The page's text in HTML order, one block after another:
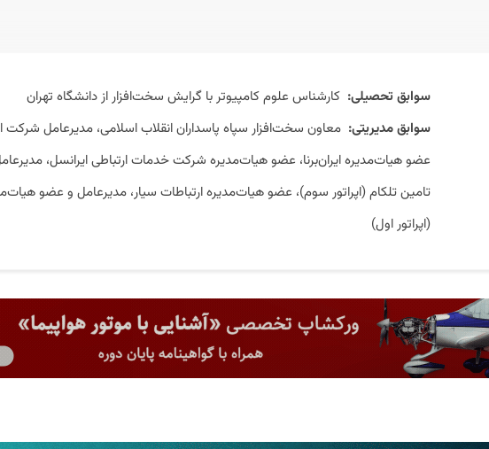
سوابق تحصیلی: کارشناس علوم کامپیوتر با گرایش سخت‌‌افزار از دانشگاه تهران
سوابق مدیریتی: معاون سخت‌افزار سپاه پاسداران انقلاب اسلامی، مدیرعامل
عضو هیات‌مدیره ایران‌برنا، عضو هیات‌مدیره شرکت خدمات ارتباطی ایرانسل،
تامین تلکام (اپراتور سوم)، عضو هیات‌مدیره ارتباطات سیار، مدیرعامل و عضو
(اپراتور اول)